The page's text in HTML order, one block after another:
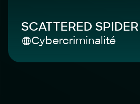
SCATTERED SPIDER
Cybercriminalité